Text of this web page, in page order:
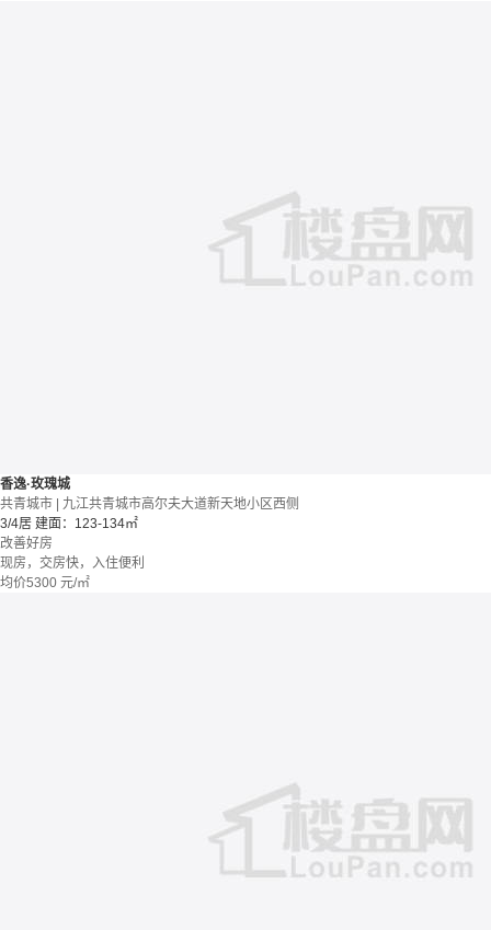
香逸·玫瑰城
共青城市 | 九江共青城市高尔夫大道新天地小区西侧
3/4居 建面：123-134㎡
改善好房
现房，交房快，入住便利
均价5300 元/㎡